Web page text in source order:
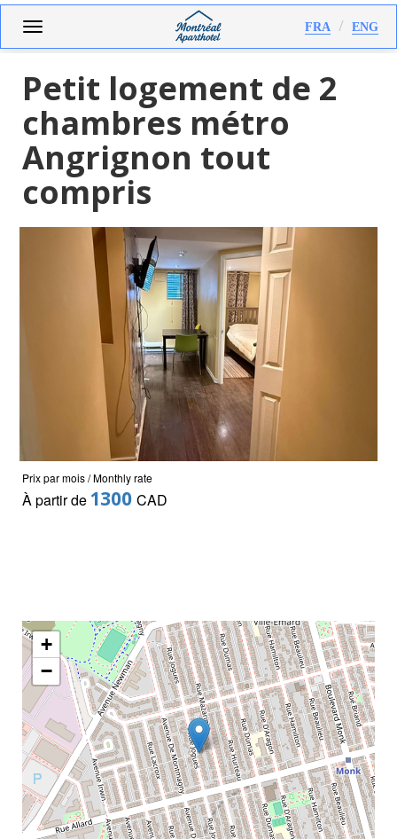
contenu
Toggle
navigation
FRA ENG
Petit logement de 2
chambres métro
Angrignon tout
compris
Prix par mois / Monthly rate
À partir de 1300 CAD
+
−